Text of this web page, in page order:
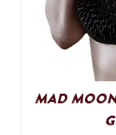
Mad